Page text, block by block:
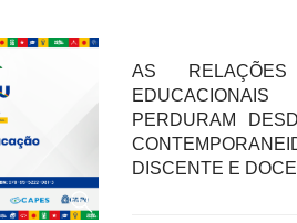
AS
PERDURAM
DISCENTE E